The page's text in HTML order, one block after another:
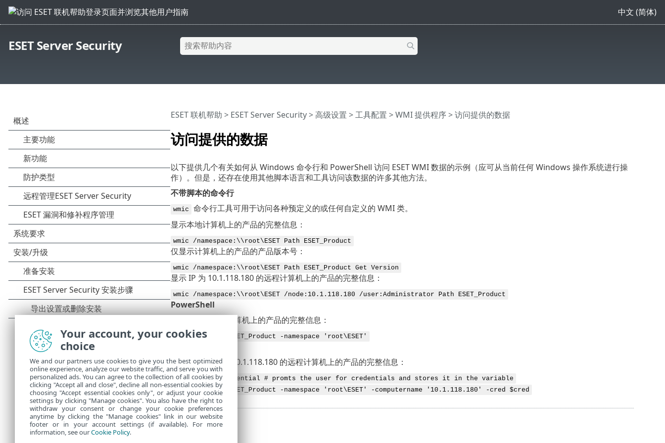
中文 (简体)
ESET Server Security
访问提供的数据
ESET 联机帮助 > ESET Server Security>高级设置 >工具配置 >WMI 提供程序> 访问提供的数据
以下提供几个有关如何从 Windows 命令行和 PowerShell 访问 ESET WMI 数据的示例（应可从当前任何 Windows 操作系统进行操
作）。但是，还存在使用其他脚本语言和工具访问该数据的许多其他方法。
不带脚本的命令行
wmic
命令行工具可用于访问各种预定义的或任何自定义的 WMI 类。
显示本地计算机上的产品的完整信息：
wmic /namespace:\\root\ESET Path ESET_Product
仅显示计算机上的产品的产品版本号：
wmic /namespace:\\root\ESET Path ESET_Product Get Version
显示 IP 为 10.1.118.180 的远程计算机上的产品的完整信息：
wmic /namespace:\\root\ESET /node:10.1.118.180 /user:Administrator Path ESET_Product
PowerShell
获取并显示本地计算机上的产品的完整信息：
Get-WmiObject ESET_Product -namespace 'root\ESET'
获取并显示 IP 为 10.1.118.180 的远程计算机上的产品的完整信息：
$cred = Get-Credential # promts the user for credentials and stores it in the variable
Get-WmiObject ESET_Product -namespace 'root\ESET' -computername '10.1.118.180' -cred $cred
Your account, your cookies
choice
We and our partners use cookies to give you the best optimized
online experience, analyze our website traffic, and serve you with
personalized ads. You can agree to the collection of all cookies by
clicking "Accept all and close", decline all non-essential cookies by
choosing "Accept essential cookies only", or adjust your cookie
settings by clicking "Manage cookies". You also have the right to
withdraw your consent or change your cookie preferences
anytime by clicking the "Manage cookies" link in our website
footer or in your account settings (if available). For more
information, see ourCookie Policy.